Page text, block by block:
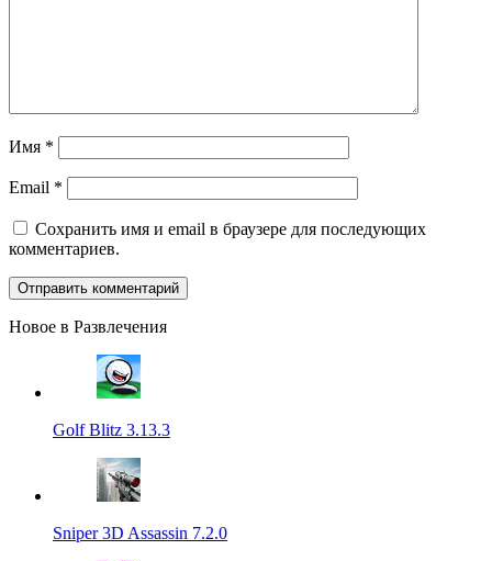
Имя *
Email *
Сохранить имя и email в браузере для последующих
комментариев.
Новое в Развлечения
Golf Blitz 3.13.3
Sniper 3D Assassin 7.2.0